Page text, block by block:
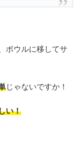
ボウルに移してサ
じゃないですか！
い！